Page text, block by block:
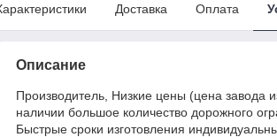
Доставка Оплата
Описание
Производитель, Низкие цены (цена завода
наличии большое количество дорожного
Быстрые сроки изготовления